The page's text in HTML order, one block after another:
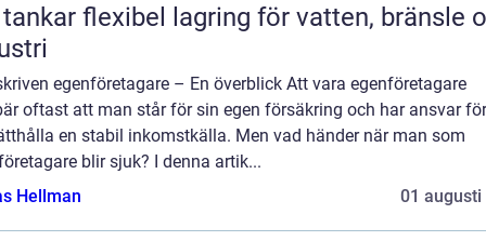
för vatten, bränsle och
egenföretagare – En överblick Att vara egenföretagare
oftast att man står för sin egen försäkring och har ansvar
en stabil inkomstkälla. Men vad händer när man som
blir sjuk? I denna artik...
Hellman
01 augusti